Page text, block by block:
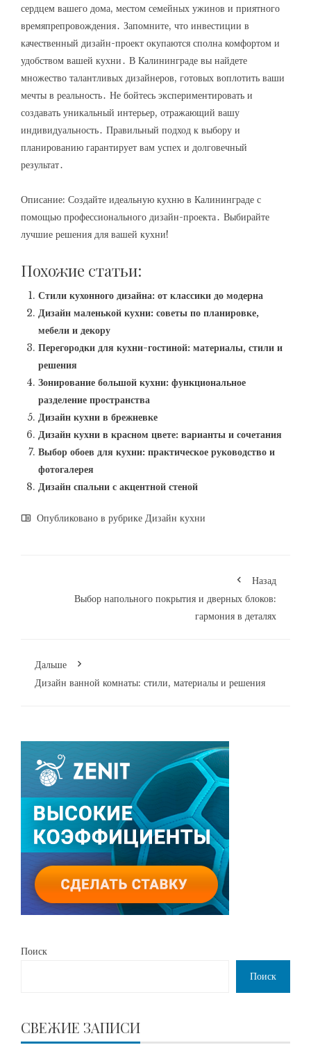
сердцем вашего дома, местом семейных ужинов и приятного
времяпрепровождения․ Запомните, что инвестиции в
качественный дизайн-проект окупаются сполна комфортом и
удобством вашей кухни․ В Калининграде вы найдете
множество талантливых дизайнеров, готовых воплотить ваши
мечты в реальность․ Не бойтесь экспериментировать и
создавать уникальный интерьер, отражающий вашу
индивидуальность․ Правильный подход к выбору и
планированию гарантирует вам успех и долговечный
результат․
Описание: Создайте идеальную кухню в Калининграде с
помощью профессионального дизайн-проекта․ Выбирайте
лучшие решения для вашей кухни!
Похожие статьи:
Стили кухонного дизайна: от классики до модерна
Дизайн маленькой кухни: советы по планировке,
мебели и декору
Перегородки для кухни-гостиной: материалы, стили и
решения
Зонирование большой кухни: функциональное
разделение пространства
Дизайн кухни в брежневке
Дизайн кухни в красном цвете: варианты и сочетания
Выбор обоев для кухни: практическое руководство и
фотогалерея
Дизайн спальни с акцентной стеной
Опубликовано в рубрике Дизайн кухни
Назад
Выбор напольного покрытия и дверных блоков:
гармония в деталях
Дальше
Дизайн ванной комнаты: стили, материалы и решения
Поиск
Поиск
СВЕЖИЕ ЗАПИСИ